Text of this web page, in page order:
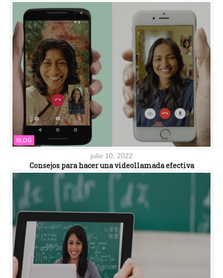
BLOG
julio 10, 2022
Consejos para hacer una videollamada efectiva